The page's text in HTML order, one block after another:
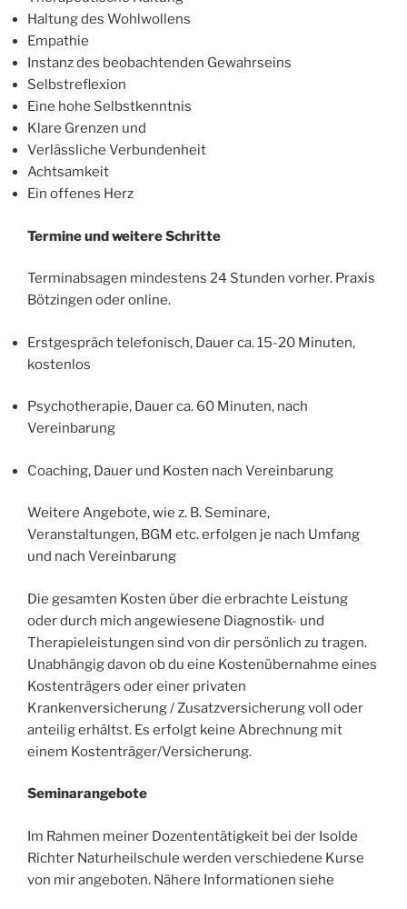
Haltung des Wohlwollens
Empathie
Instanz des beobachtenden Gewahrseins
Selbstreflexion
Eine hohe Selbstkenntnis
Klare Grenzen und
Verlässliche Verbundenheit
Achtsamkeit
Ein offenes Herz
Termine und weitere Schritte
Terminabsagen mindestens 24 Stunden vorher. Praxis
Bötzingen oder online.
Erstgespräch telefonisch, Dauer ca. 15-20 Minuten,
kostenlos
Psychotherapie, Dauer ca. 60 Minuten, nach
Vereinbarung
Coaching, Dauer und Kosten nach Vereinbarung
Weitere Angebote, wie z. B. Seminare,
Veranstaltungen, BGM etc. erfolgen je nach Umfang
und nach Vereinbarung
Die gesamten Kosten über die erbrachte Leistung
oder durch mich angewiesene Diagnostik- und
Therapieleistungen sind von dir persönlich zu tragen.
Unabhängig davon ob du eine Kostenübernahme eines
Kostenträgers oder einer privaten
Krankenversicherung / Zusatzversicherung voll oder
anteilig erhältst. Es erfolgt keine Abrechnung mit
einem Kostenträger/Versicherung.
Seminarangebote
Im Rahmen meiner Dozententätigkeit bei der Isolde
Richter Naturheilschule werden verschiedene Kurse
von mir angeboten. Nähere Informationen siehe